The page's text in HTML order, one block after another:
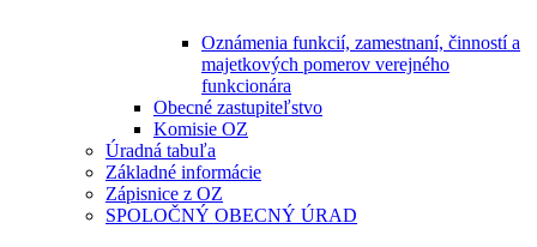
Oznámenia funkcií, zamestnaní, činností a
majetkových pomerov verejného
funkcionára
Obecné zastupiteľstvo
Komisie OZ
Úradná tabuľa
Základné informácie
Zápisnice z OZ
SPOLOČNÝ OBECNÝ ÚRAD